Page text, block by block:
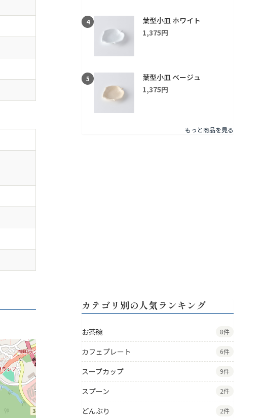
4
葉型小皿 ホワイト
1,375円
5
葉型小皿 ベージュ
1,375円
もっと商品を見る
カテゴリ別の人気ランキング
お茶碗 8件
カフェプレート 6件
スープカップ 9件
スプーン 2件
どんぶり 2件